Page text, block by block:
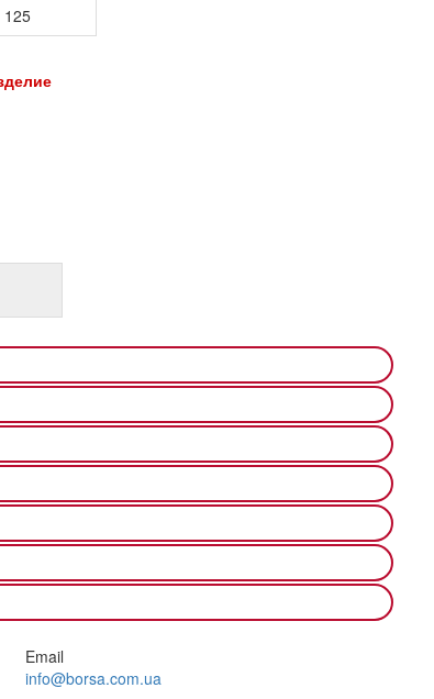
125
Email
info@borsa.com.ua